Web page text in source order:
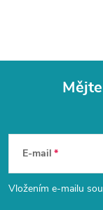
p
E-mail
Vložením e-mailu